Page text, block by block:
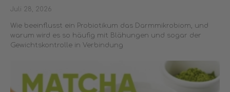
Juli 28, 2026
Wie beeinflusst ein Probiotikum das Darmmikrobiom, und
warum wird es so häufig mit Blähungen und sogar der
Gewichtskontrolle in Verbindung